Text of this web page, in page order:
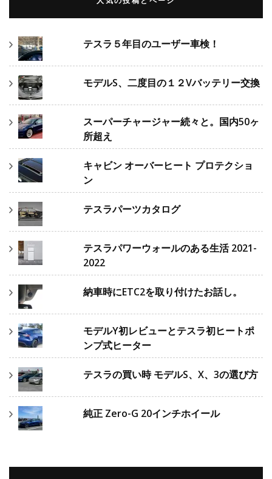
テスラ５年目のユーザー車検！
モデルS、二度目の１２Vバッテリー交換
スーパーチャージャー続々と。国内50ヶ
所超え
キャビン オーバーヒート プロテクショ
ン
テスラパーツカタログ
テスラパワーウォールのある生活 2021-
2022
納車時にETC2を取り付けたお話し。
モデルY初レビューとテスラ初ヒートポ
ンプ式ヒーター
テスラの買い時 モデルS、X、3の選び方
純正 Zero-G 20インチホイール